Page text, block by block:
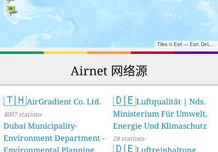
Tiles © Esri — Esri, DeLorme, NAVTEQ, TomTom, Intermap, iPC, USGS, FAO, NPS, NRCAN, GeoBase, Kadaster NL, Ordnance Survey, Esri Japan, METI, Esri China (Hong Kong), and the GIS User Community
Airnet 网络源
🇹🇭AirGradient Co. Ltd.
4007 stations
Dubai Municipality-
Environment Department -
🇩🇪Luftqualität | Nds.
Ministerium Für Umwelt,
Energie Und Klimaschutz
28 stations
🇩🇪